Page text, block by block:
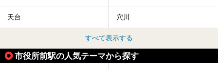
天台 穴川
すべて表示する
市役所前駅の人気テーマから探す